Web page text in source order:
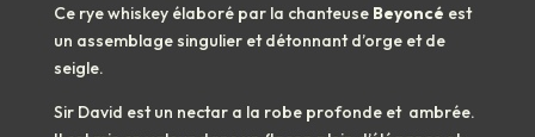
Ce rye whiskey élaboré par la chanteuse Beyoncé est
un assemblage singulier et détonnant d’orge et de
seigle.
Sir David est un nectar a la robe profonde et ambrée.